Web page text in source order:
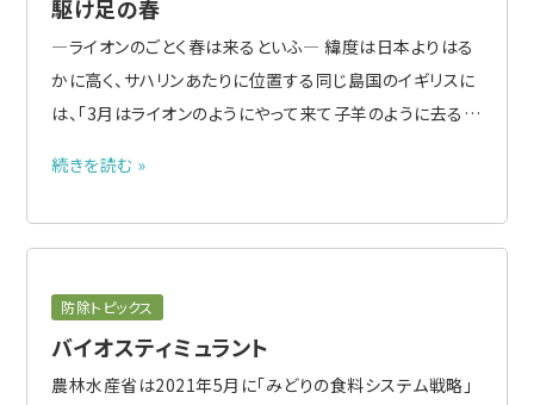
駆け足の春
―ライオンのごとく春は来るといふ― 緯度は日本よりはる
かに高く、サハリンあたりに位置する同じ島国のイギリスに
は、「3月はライオンのようにやって来て子羊のように去る」
れ間が出るなど激しく目まぐるしく天候が変わることを言
じように..
続きを読む »
防除トピックス
バイオスティミュラント
農林水産省は2021年5月に「みどりの食料システム戦略」